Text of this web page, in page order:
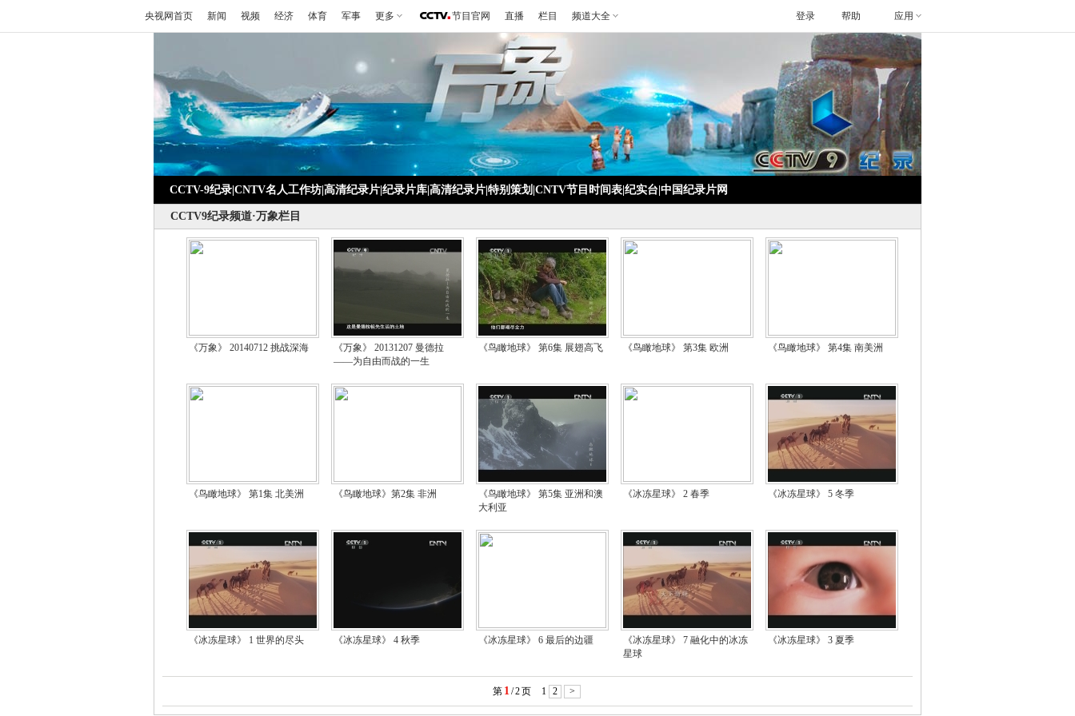
央视网首页 新闻 视频 经济 体育 军事 更多 节目官网 直播 栏目 频道大全 帮助 应用
登录
CCTV-9纪录 CNTV名人工作坊 高清纪录片 纪录片库 高清纪录片 特别策划 CNTV节目时间表 纪实台 中国纪录片网
CCTV9纪录频道·万象栏目
《万象》 20140712 挑战深海
《万象》 20131207 曼德拉
——为自由而战的一生
《鸟瞰地球》 第6集 展翅高飞 《鸟瞰地球》 第3集 欧洲 《鸟瞰地球》 第4集 南美洲
《鸟瞰地球》 第1集 北美洲 《鸟瞰地球》第2集 非洲
《鸟瞰地球》 第5集 亚洲和澳
大利亚
《冰冻星球》 2 春季 《冰冻星球》 5 冬季
《冰冻星球》 1 世界的尽头 《冰冻星球》 4 秋季 《冰冻星球》 6 最后的边疆
《冰冻星球》 7 融化中的冰冻
星球
《冰冻星球》 3 夏季
第 1 /2页 1 2 >